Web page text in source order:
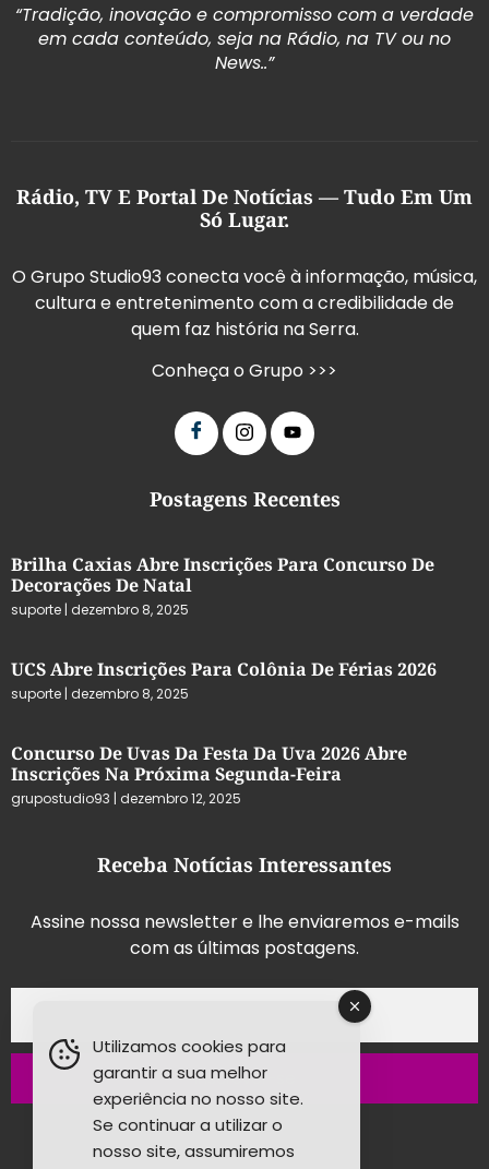
“Tradição, inovação e compromisso com a verdade
em cada conteúdo, seja na Rádio, na TV ou no
News..”
Rádio, TV E Portal De Notícias — Tudo Em Um
Só Lugar.
O Grupo Studio93 conecta você à informação, música,
cultura e entretenimento com a credibilidade de
quem faz história na Serra.
Conheça o Grupo >>>
Postagens Recentes
Brilha Caxias Abre Inscrições Para Concurso De
Decorações De Natal
suporte dezembro 8, 2025
UCS Abre Inscrições Para Colônia De Férias 2026
suporte dezembro 8, 2025
Concurso De Uvas Da Festa Da Uva 2026 Abre
Inscrições Na Próxima Segunda-Feira
grupostudio93 dezembro 12, 2025
Receba Notícias Interessantes
Assine nossa newsletter e lhe enviaremos e-mails
com as últimas postagens.
Inscrever-se
Utilizamos cookies para
garantir a sua melhor
experiência no nosso site.
Se continuar a utilizar o
nosso site, assumiremos